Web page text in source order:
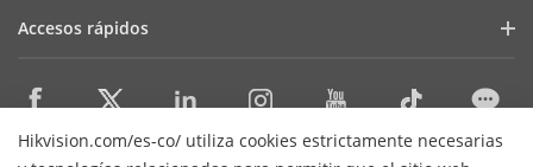
Hikvision.com/es-co/ utiliza cookies estrictamente necesarias
Enfoque en la Calidad
Encuentra un Partner Tecnológico
Plataforma Abierta Integrada de Hikvision (HEOP)
Software de Gestión
SDKs de Integración
Accesos rápidos
Dónde Comprar
Productos Descontinuados